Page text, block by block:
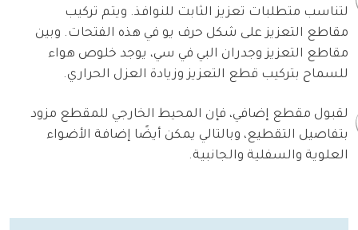
لتناسب متطلبات تعزيز الثابت للنوافذ. ويتم تركيب
مقاطع التعزيز على شكل حرف يو في هذه الفتحات. وبين
مقاطع التعزيز وجدران البي في سي، يوجد خلوص هواء
للسماح بتركيب قطع التعزيز وزيادة العزل الحراري.
لقبول مقطع إضافي، فإن المحيط الخارجي للمقطع مزود
بتفاصيل التقطيع، وبالتالي يمكن أيضًا إضافة الأضواء
العلوية والسفلية والجانبية.